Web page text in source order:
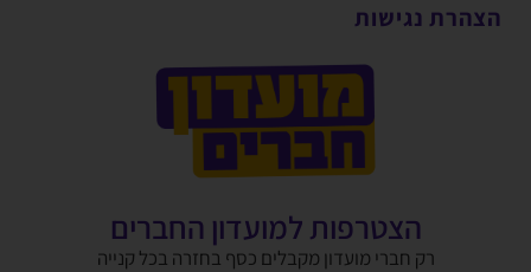
הצהרת נגישות
הצטרפות למועדון החברים
רק חברי מועדון מקבלים כסף בחזרה בכל קנייה